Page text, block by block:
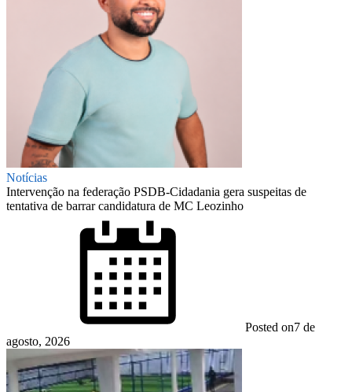
Notícias
Intervenção na federação PSDB-Cidadania gera suspeitas de
tentativa de barrar candidatura de MC Leozinho
Posted on7 de
agosto, 2026